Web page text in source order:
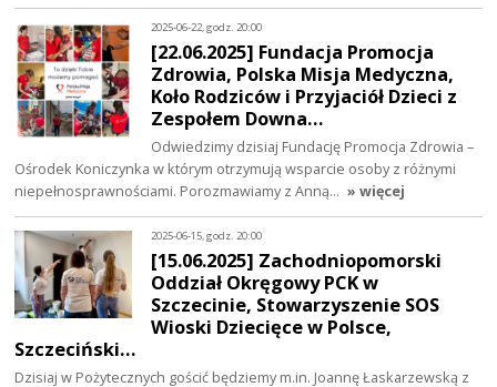
2025-06-22, godz. 20:00
[22.06.2025] Fundacja Promocja
Zdrowia, Polska Misja Medyczna,
Koło Rodziców i Przyjaciół Dzieci z
Zespołem Downa…
Odwiedzimy dzisiaj Fundację Promocja Zdrowia –
Ośrodek Koniczynka w którym otrzymują wsparcie osoby z różnymi
niepełnosprawnościami. Porozmawiamy z Anną… » więcej
2025-06-15, godz. 20:00
[15.06.2025] Zachodniopomorski
Oddział Okręgowy PCK w
Szczecinie, Stowarzyszenie SOS
Wioski Dziecięce w Polsce,
Szczeciński…
Dzisiaj w Pożytecznych gościć będziemy m.in. Joannę Łaskarzewską z